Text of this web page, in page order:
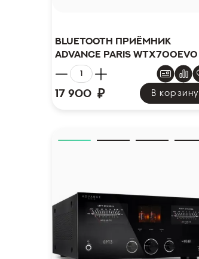
Bluetooth приёмник
Advance Paris WTX700EVO
17 900 ₽ В корзину